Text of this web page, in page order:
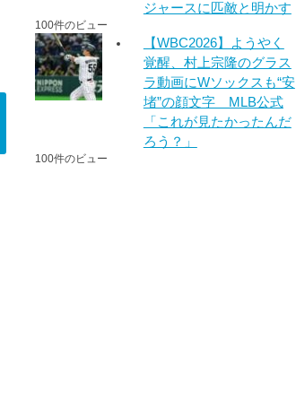
ジャースに匹敵と明かす
100件のビュー
【WBC2026】ようやく
覚醒、村上宗隆のグラス
ラ動画にWソックスも“安
堵”の顔文字 MLB公式
「これが見たかったんだ
ろう？」
100件のビュー